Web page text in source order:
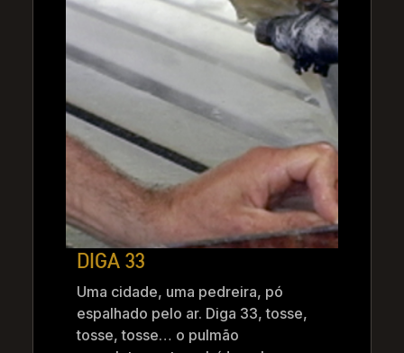
DIGA 33
Uma cidade, uma pedreira, pó
espalhado pelo ar. Diga 33, tosse,
tosse, tosse… o pulmão